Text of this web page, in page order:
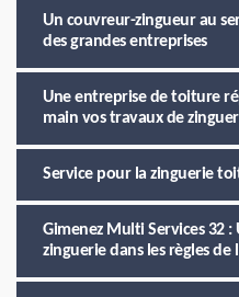
Un couvreur-zingueur au
des grandes entreprises
Une entreprise de toiture
main vos travaux de
Service pour la zinguerie
Gimenez Multi Services 32
zinguerie dans les règles de